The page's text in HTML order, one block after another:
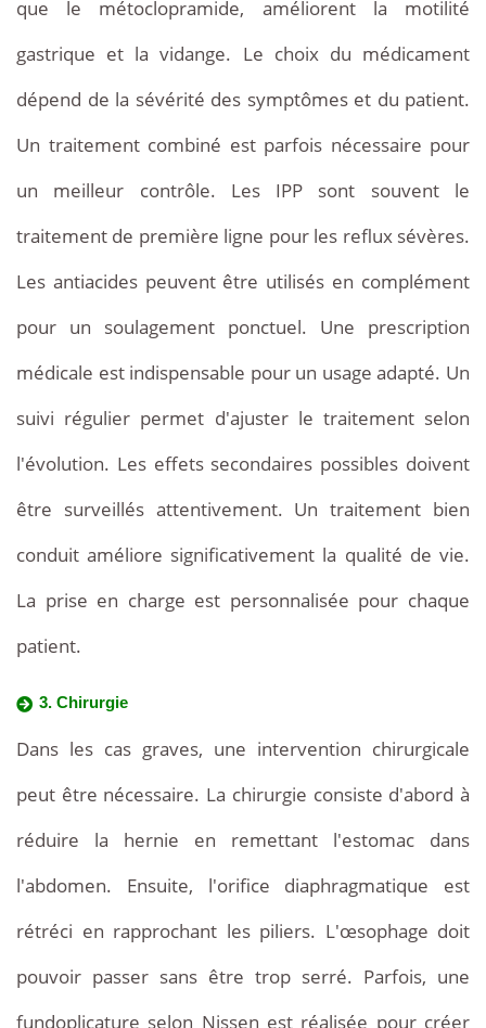
que le métoclopramide, améliorent la motilité
gastrique et la vidange. Le choix du médicament
dépend de la sévérité des symptômes et du patient.
Un traitement combiné est parfois nécessaire pour
un meilleur contrôle. Les IPP sont souvent le
traitement de première ligne pour les reflux sévères.
Les antiacides peuvent être utilisés en complément
pour un soulagement ponctuel. Une prescription
médicale est indispensable pour un usage adapté. Un
suivi régulier permet d'ajuster le traitement selon
l'évolution. Les effets secondaires possibles doivent
être surveillés attentivement. Un traitement bien
conduit améliore significativement la qualité de vie.
La prise en charge est personnalisée pour chaque
patient.
3. Chirurgie
Dans les cas graves, une intervention chirurgicale
peut être nécessaire. La chirurgie consiste d'abord à
réduire la hernie en remettant l'estomac dans
l'abdomen. Ensuite, l'orifice diaphragmatique est
rétréci en rapprochant les piliers. L'œsophage doit
pouvoir passer sans être trop serré. Parfois, une
fundoplicature selon Nissen est réalisée pour créer